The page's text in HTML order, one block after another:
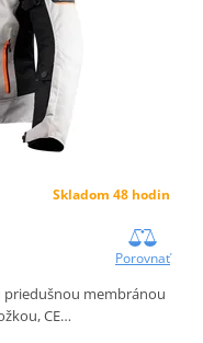
Skladom 48 hodin
Porovnať
membránou
CE…